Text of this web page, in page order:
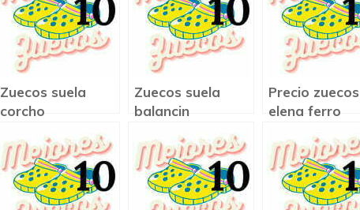
Zuecos suela
corcho
Zuecos suela
balancin
Precio zuecos
elena ferro